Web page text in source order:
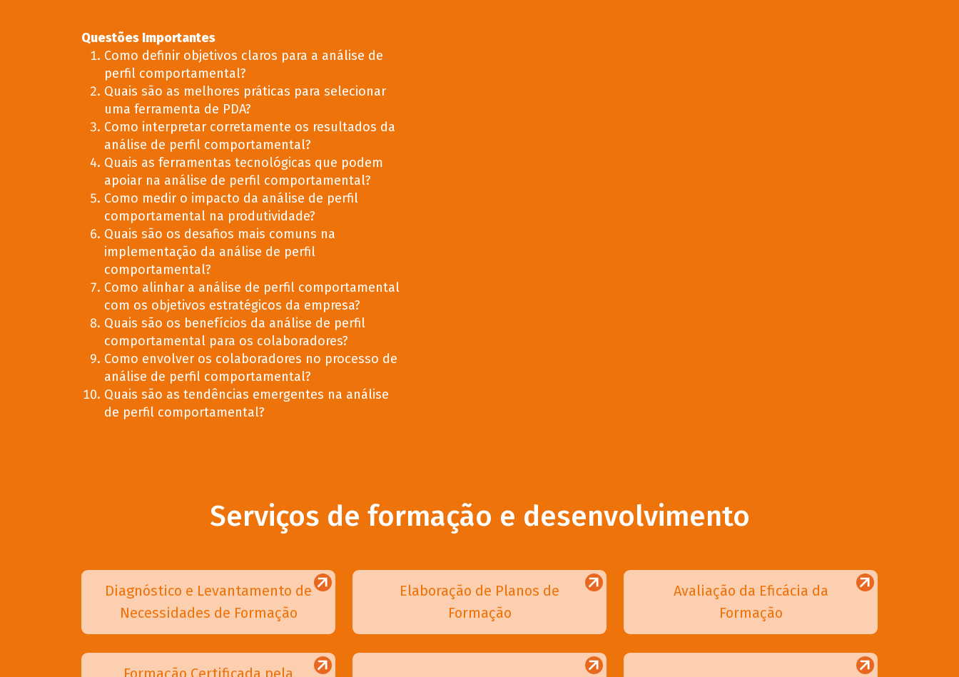
Questões Importantes
Como definir objetivos claros para a análise de
perfil comportamental?
Quais são as melhores práticas para selecionar
uma ferramenta de PDA?
Como interpretar corretamente os resultados da
análise de perfil comportamental?
Quais as ferramentas tecnológicas que podem
apoiar na análise de perfil comportamental?
Como medir o impacto da análise de perfil
comportamental na produtividade?
Quais são os desafios mais comuns na
implementação da análise de perfil
comportamental?
Como alinhar a análise de perfil comportamental
com os objetivos estratégicos da empresa?
Quais são os benefícios da análise de perfil
comportamental para os colaboradores?
Como envolver os colaboradores no processo de
análise de perfil comportamental?
Quais são as tendências emergentes na análise
de perfil comportamental?
Serviços de formação e desenvolvimento
Diagnóstico e Levantamento de
Necessidades de Formação
Elaboração de Planos de
Formação
Avaliação da Eficácia da
Formação
Formação Certificada pela